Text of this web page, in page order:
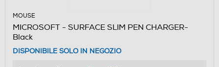
MOUSE
MICROSOFT - SURFACE SLIM PEN CHARGER-
Black
DISPONIBILE SOLO IN NEGOZIO